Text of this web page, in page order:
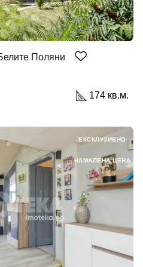
с Facebook
Поляни
174 кв.м.
ЕКСКЛУЗИВНО
НАМАЛЕНА ЦЕНА